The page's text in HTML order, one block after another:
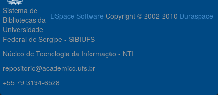
DSpace Software Copyright © 2002-2010 Duraspace
Sistema de
Bibliotecas da
Universidade
Federal de Sergipe - SIBIUFS
Núcleo de Tecnologia da Informação - NTI
repositorio@academico.ufs.br
+55 79 3194-6528